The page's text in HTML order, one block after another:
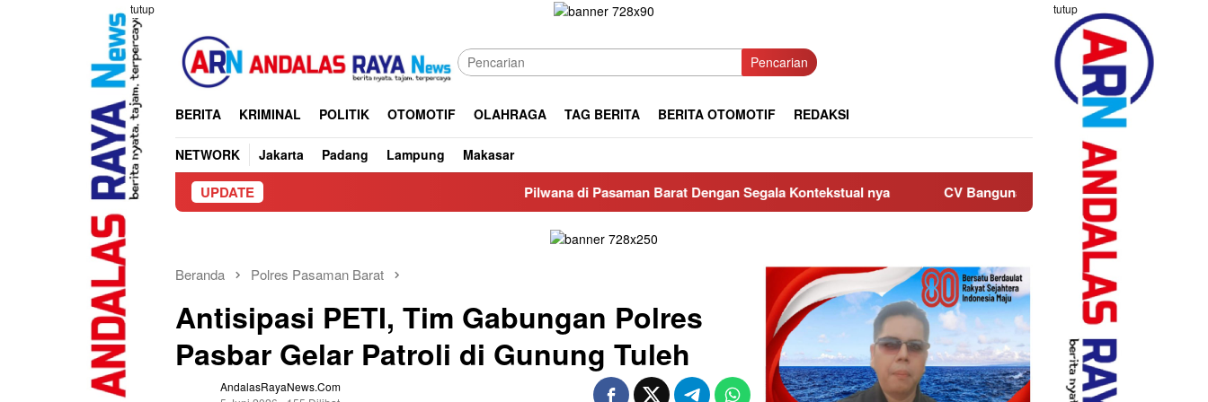
tutup tutup
Pencarian
BERITA KRIMINAL POLITIK OTOMOTIF OLAHRAGA TAG BERITA BERITA OTOMOTIF REDAKSI
NETWORK Jakarta Padang Lampung Makasar
UPDATE Pilwana di Pasaman Barat Dengan Segala Kontekstual nya CV Bangunan Rahmat Rutin Salurkan Bantuan ke Anak
Beranda Polres Pasaman Barat
Antisipasi PETI, Tim Gabungan Polres
Pasbar Gelar Patroli di Gunung Tuleh
AndalasRayaNews.com